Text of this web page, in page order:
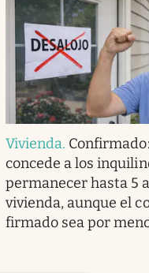
Vivienda.
concede a los
permanecer hasta 5
vivienda, aunque el
firmado sea por